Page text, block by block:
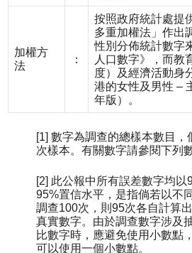
加權方
法
：
按照政府統計處提
多重加權法」作出
性別分佈統計數字
人口數字》，而教
度）及經濟活動身
港的女性及男性 –
年版）。
[1] 數字為調查的總樣本數目，
次樣本。有關數字請參閱下列
[2] 此公報中所有誤差數字均以
95%置信水平，是指倘若以不
調查100次，則95次各自計算
真實數字。由於調查數字涉及
比數字時，應避免使用小數點
可以使用一個小數點。